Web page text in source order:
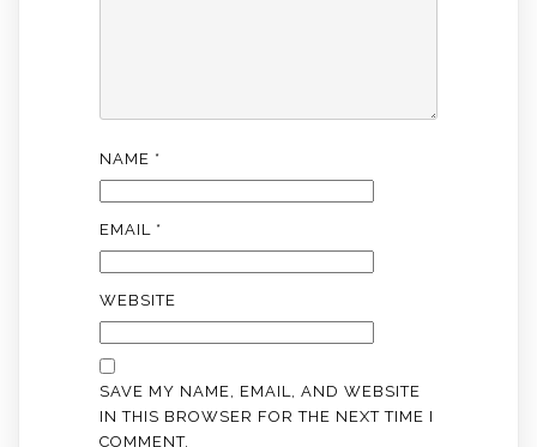
NAME *
EMAIL *
WEBSITE
SAVE MY NAME, EMAIL, AND WEBSITE
IN THIS BROWSER FOR THE NEXT TIME I
COMMENT.